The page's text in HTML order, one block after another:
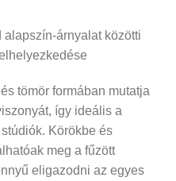
alapszín-árnyalat közötti
tömör formában mutatja
így ideális a
Körökbe és
meg a fűzött
eligazodni az egyes